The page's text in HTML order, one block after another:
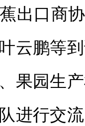
出口商
云鹏等
果园生
进行交